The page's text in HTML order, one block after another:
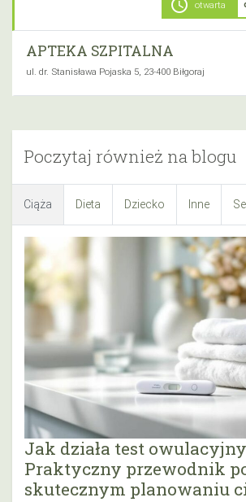
schedule otwarta
APTEKA SZPITALNA
ul. dr. Stanisława Pojaska 5, 23-400 Biłgoraj
Poczytaj również na blogu
Ciąża Dieta Dziecko Inne
Jak działa test
Praktyczny przewodnik
skutecznym planowaniu